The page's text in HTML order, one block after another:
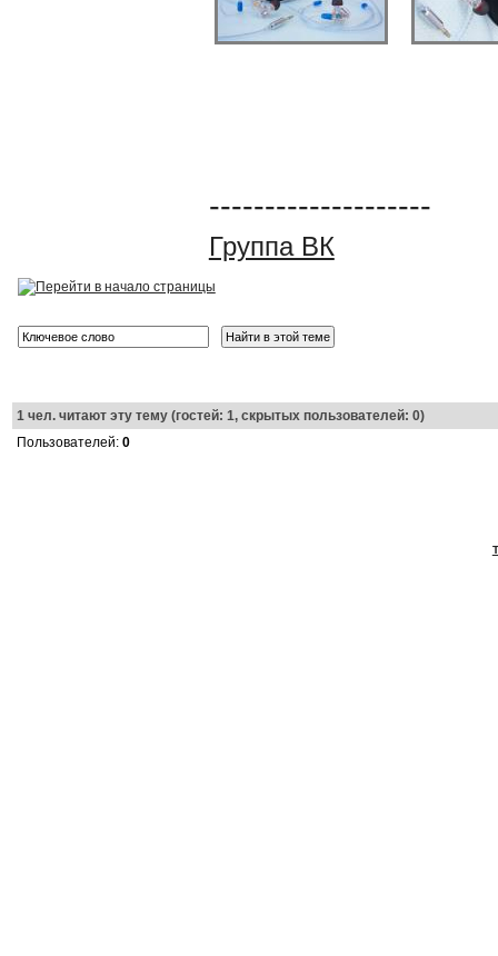
--------------------
Группа ВК
1чел. читают эту тему (гостей: 1, скрытых пользователей: 0)
Пользователей: 0